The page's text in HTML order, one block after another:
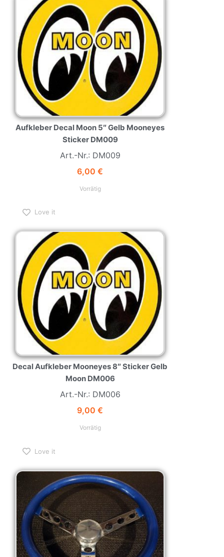
Aufkleber Decal Moon 5″ Gelb Mooneyes
Sticker DM009
Art.-Nr.: DM009
6,00 €
Vorrätig
Love it
Decal Aufkleber Mooneyes 8″ Sticker Gelb
Moon DM006
Art.-Nr.: DM006
9,00 €
Vorrätig
Love it